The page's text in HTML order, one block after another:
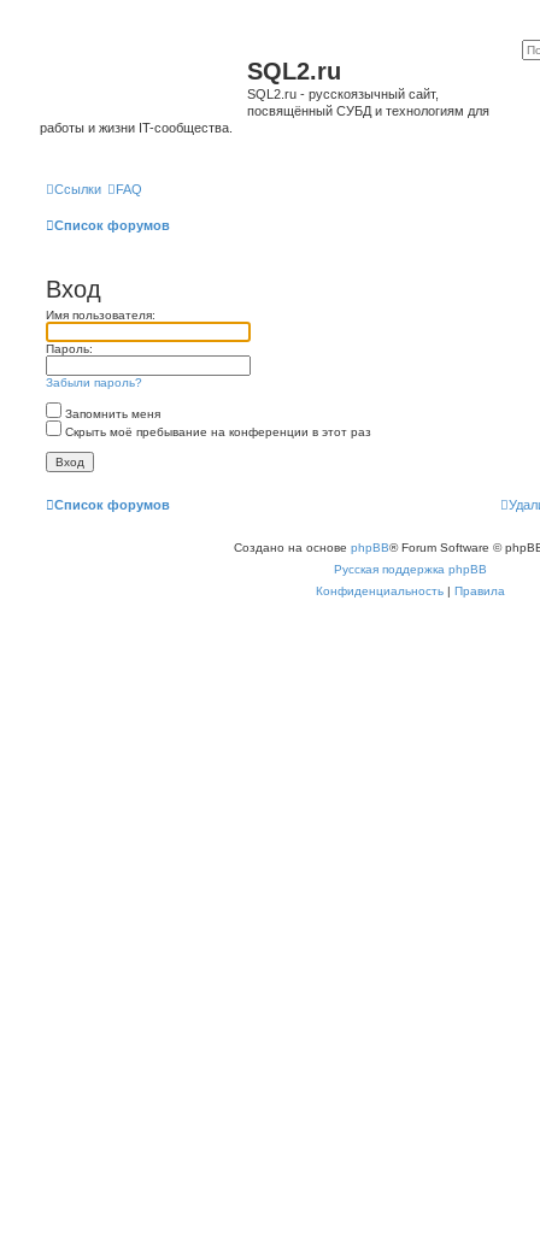
SQL2.ru
SQL2.ru - русскоязычный сайт,
посвящённый СУБД и технологиям для
работы и жизни IT-сообщества.
Ссылки FAQ
Список форумов
Вход
Имя пользователя:
Пароль:
Забыли пароль?
Запомнить меня
Скрыть моё пребывание на конференции в этот раз
Список форумов
Создано на основе phpBB® Forum Software ©
Русская поддержка phpBB
Конфиденциальность | Правила